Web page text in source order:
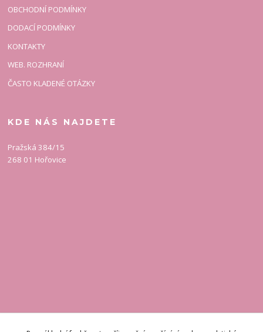
OBCHODNÍ PODMÍNKY
DODACÍ PODMÍNKY
KONTAKTY
WEB. ROZHRANÍ
ČASTO KLADENÉ OTÁZKY
KDE NÁS NAJDETE
Pražská 384/15
268 01 Hořovice
KONTAKT